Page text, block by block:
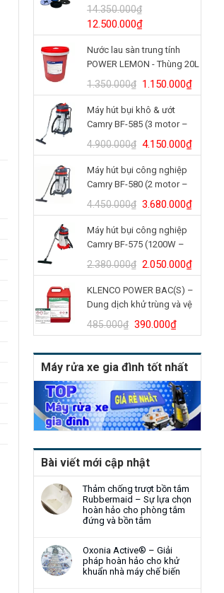
14.350.000₫
Giá
gốc
là:
14.350.000₫.
12.500.000₫Giá
hiện
tại
là:
12.500.000₫.
Nước lau sàn trung tính
POWER LEMON - Thùng 20L
1.350.000₫ Giá
gốc
là:
1.350.000₫.
1.150.000₫Giá
hiện
Máy hút bụi khô & ướt
Camry BF-585 (3 motor –
80L)
4.900.000₫ Giá
gốc
là:
4.900.000₫.
4.150.000₫Giá
hiện
Máy hút bụi công nghiệp
Camry BF-580 (2 motor –
70L)
4.450.000₫ Giá
gốc
là:
4.450.000₫.
3.680.000₫Giá
hiện
Máy hút bụi công nghiệp
Camry BF-575 (1200W –
30L)
2.380.000₫ Giá
gốc
là:
2.380.000₫.
2.050.000₫Giá
hiện
tại
là:
KLENCO POWER BAC(S) –
Dung dịch khử trùng và vệ
sinh bồn cầu (Can 5L)
485.000₫ Giá
gốc
là:
485.000₫.
390.000₫Giá
hiện
tại
là:
Máy rửa xe gia đình tốt nhất
Bài viết mới cập nhật
Thảm chống trượt bồn tắm
Rubbermaid – Sự lựa chọn
hoàn hảo cho phòng tắm
đứng và bồn tắm
Oxonia Active® – Giải
pháp hoàn hảo cho khử
khuẩn nhà máy chế biến